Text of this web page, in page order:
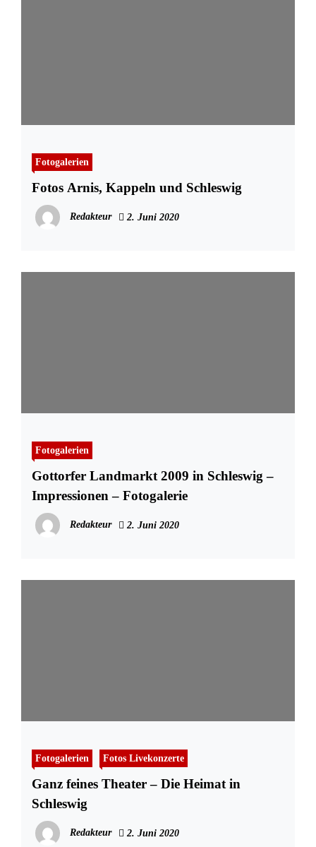
Fotogalerien
Fotos Arnis, Kappeln und Schleswig
Redakteur 2. Juni 2020
Fotogalerien
Gottorfer Landmarkt 2009 in Schleswig –
Impressionen – Fotogalerie
Redakteur 2. Juni 2020
Fotogalerien Fotos Livekonzerte
Ganz feines Theater – Die Heimat in
Schleswig
Redakteur 2. Juni 2020